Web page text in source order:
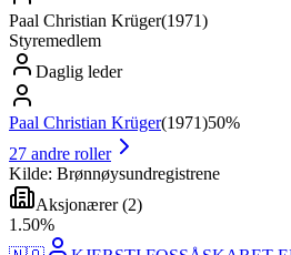
Paal Christian Krüger(1971)
Styremedlem
Daglig leder
Paal Christian Krüger(1971)50%
27 andre roller
Kilde: Brønnøysundregistrene
Aksjonærer(2)
1 .50%